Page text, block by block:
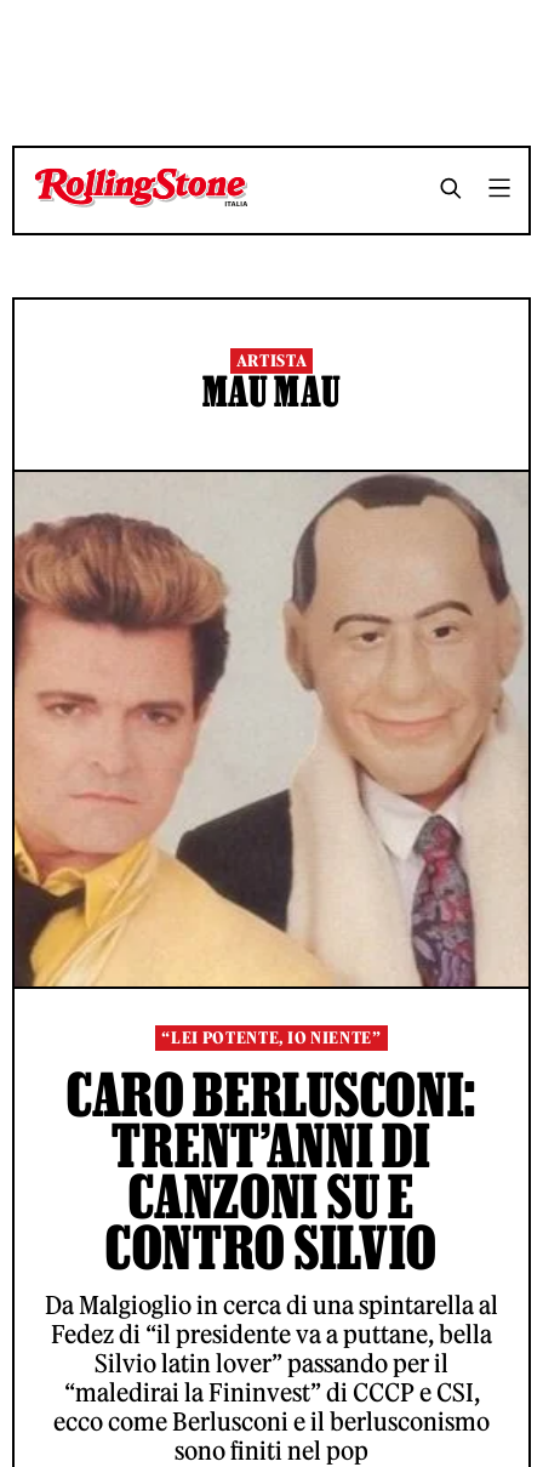
ARTISTA
MAU MAU
“LEI POTENTE, IO NIENTE”
CARO BERLUSCONI:
TRENT’ANNI DI
CANZONI SU E
CONTRO SILVIO
Da Malgioglio in cerca di una spintarella al
Fedez di “il presidente va a puttane, bella
Silvio latin lover” passando per il
“maledirai la Fininvest” di CCCP e CSI,
ecco come Berlusconi e il berlusconismo
sono finiti nel pop